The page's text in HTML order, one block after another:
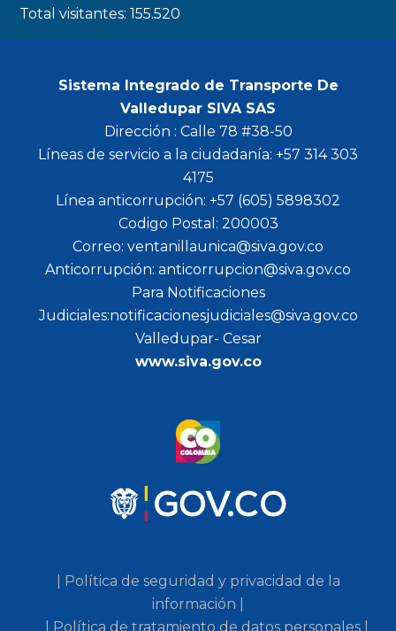
Total visitantes:155.520
Sistema Integrado de Transporte De
Valledupar SIVA SAS
Dirección : Calle 78 #38-50
Líneas de servicio a la ciudadanía: +57 314 303
4175
Línea anticorrupción: +57 (605) 5898302
Codigo Postal: 200003
Correo: ventanillaunica@siva.gov.co
Anticorrupción: anticorrupcion@siva.gov.co
Para Notificaciones
Judiciales:notificacionesjudiciales@siva.gov.co
Valledupar- Cesar
www.siva.gov.co
| Política de seguridad y privacidad de la
información |
| Política de tratamiento de datos personales |